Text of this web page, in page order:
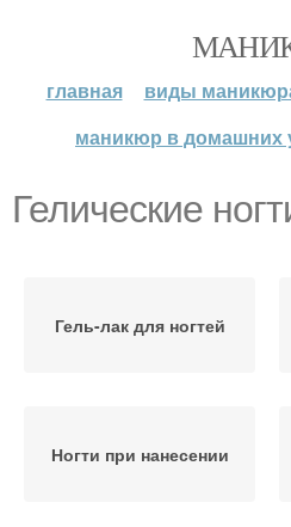
главная виды
маникюр в домашних
Гелические
Гель-лак для ногтей
Ногти при нанесении